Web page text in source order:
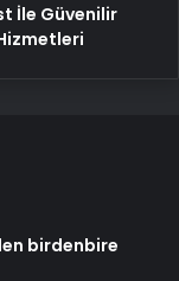
İle Güvenilir
birdenbire